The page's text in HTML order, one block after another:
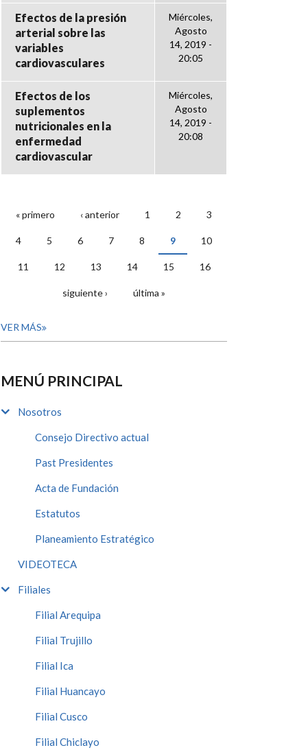
Efectos de la presión
arterial sobre las
variables
cardiovasculares
Miércoles,
Agosto
14, 2019 -
20:05
Efectos de los
suplementos
nutricionales en la
enfermedad
cardiovascular
Miércoles,
Agosto
14, 2019 -
20:08
PÁGINAS
« primero ‹ anterior 1 2 3
4 5 6 7 8 9 10
11 12 13 14 15 16
siguiente › última »
VER MÁS
MENÚ PRINCIPAL
Nosotros
Consejo Directivo actual
Past Presidentes
Acta de Fundación
Estatutos
Planeamiento Estratégico
VIDEOTECA
Filiales
Filial Arequipa
Filial Trujillo
Filial Ica
Filial Huancayo
Filial Cusco
Filial Chiclayo